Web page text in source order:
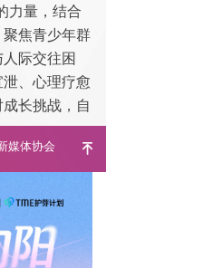
力量，结合
焦青少年群
际交往困
、心理疗愈
长挑战，自
媒体协会 녠